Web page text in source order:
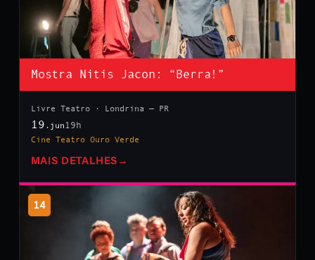
Mostra Nitis Jacon: “Berra!”
Livre Teatro · Londrina — PR
19 .jun 19h
Cine Teatro Ouro Verde
MAIS DETALHES →
14